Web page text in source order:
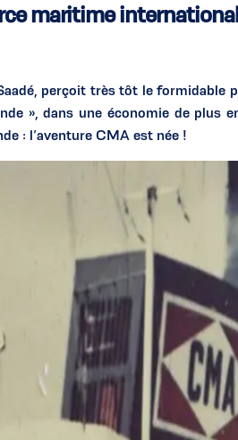
maritime international
perçoit très tôt le formidable
», dans une économie de plus
: l’aventure CMA est née !